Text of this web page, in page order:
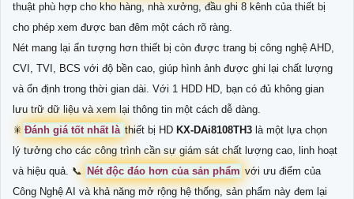
thuật phù hợp cho kho hàng, nhà xưởng, đầu ghi 8 kênh của thiết bị
cho phép xem được ban đêm một cách rõ ràng.
Nét mang lại ấn tượng hơn thiết bị còn được trang bị công nghệ AHD,
CVI, TVI, BCS với độ bền cao, giúp hình ảnh được ghi lại chất lượng
và ổn định trong thời gian dài. Với 1 HDD HD, bạn có đủ không gian
lưu trữ dữ liệu và xem lại thông tin một cách dễ dàng.
🎇 Đánh giá tốt nhất là thiết bị HD KX-DAi8108TH3 là một lựa chọn
lý tưởng cho các công trình cần sự giám sát chất lượng cao, linh hoạt
và hiệu quả. 📞 Nét độc đáo hơn của sản phẩm với ưu điểm của
Công Nghệ AI và khả năng mở rộng hệ thống, sản phẩm này đem lại